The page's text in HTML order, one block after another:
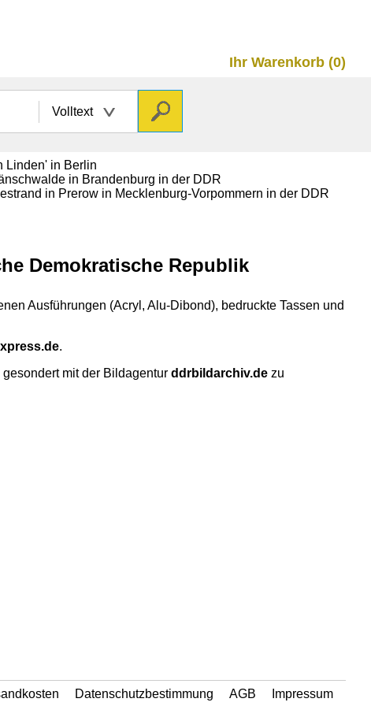
Ihr Warenkorb (0)
Volltext
Demokratische Republik
Ausführungen (Acryl, Alu-Dibond), bedruckte Tassen und
.
mit der Bildagentur ddrbildarchiv.de zu
Datenschutzbestimmung AGB Impressum